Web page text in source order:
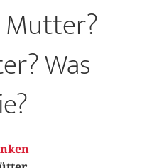
Mutter?
Was